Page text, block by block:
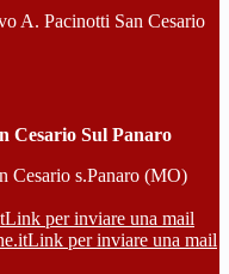
A. Pacinotti San Cesario
Cesario Sul Panaro
Cesario s.Panaro (MO)
Link per inviare una mail
Link per inviare una mail